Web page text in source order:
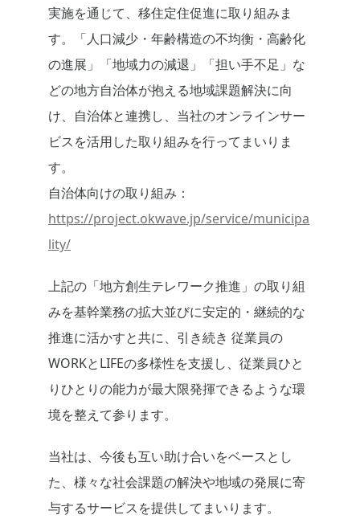
実施を通じて、移住定住促進に取り組みま
す。「人口減少・年齢構造の不均衡・高齢化
の進展」「地域力の減退」「担い手不足」な
どの地方自治体が抱える地域課題解決に向
け、自治体と連携し、当社のオンラインサー
ビスを活用した取り組みを行ってまいりま
す。
自治体向けの取り組み：
https://project.okwave.jp/service/municipa
lity/
上記の「地方創生テレワーク推進」の取り組
みを基幹業務の拡大並びに安定的・継続的な
推進に活かすと共に、引き続き 従業員の
WORKとLIFEの多様性を支援し、従業員ひと
りひとりの能力が最大限発揮できるような環
境を整えて参ります。
当社は、今後も互い助け合いをベースとし
た、様々な社会課題の解決や地域の発展に寄
与するサービスを提供してまいります。